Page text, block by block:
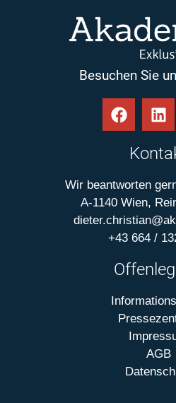
Besuchen Sie
Wir beantworten
A-1140 Wien,
+43 664 /
AGB